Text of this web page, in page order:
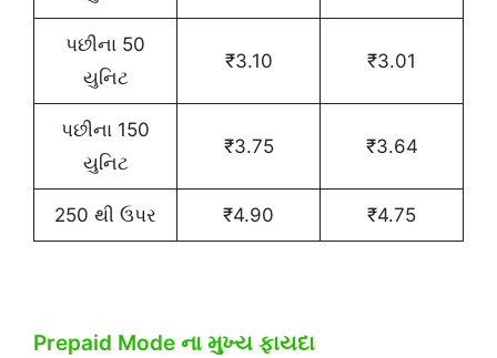
પછીના 50
યુનિટ
₹3.10 ₹3.01
પછીના 150
યુનિટ
₹3.75 ₹3.64
250 થી ઉપર ₹4.90 ₹4.75
Prepaid Mode ના મુખ્ય ફાયદા